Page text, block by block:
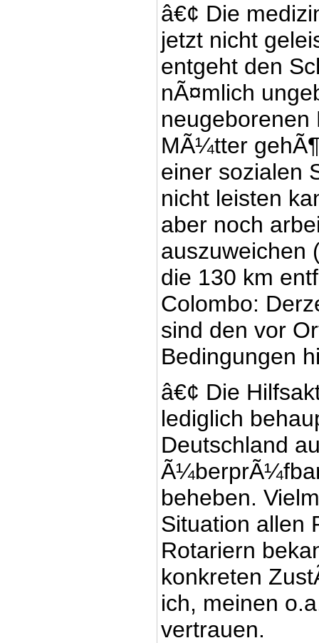
â€¢ Die
jetzt nicht
entgeht den
nÃ¤mlich
neugeborenen
MÃ¼tter
einer sozialen
nicht leisten
aber noch
auszuweichen
die 130 km
Colombo:
sind den vor
Bedingungen
â€¢ Die
lediglich
Deutschland
beheben.
Situation allen
Rotariern
konkreten
ich, meinen
vertrauen.